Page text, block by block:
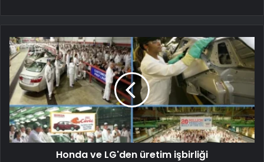
Honda ve LG'den üretim işbirliği